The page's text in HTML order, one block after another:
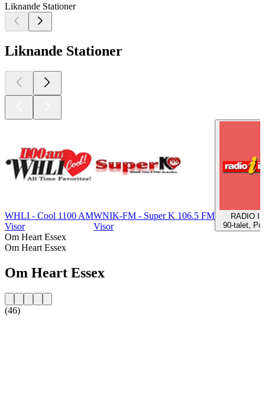
Liknande Stationer
Liknande Stationer
WHLI - Cool 1100 AM
Visor
WNIK-FM - Super K 106.5 FM
Visor
RADIO
90-talet,
Om Heart Essex
Om Heart Essex
Om Heart Essex
(46)